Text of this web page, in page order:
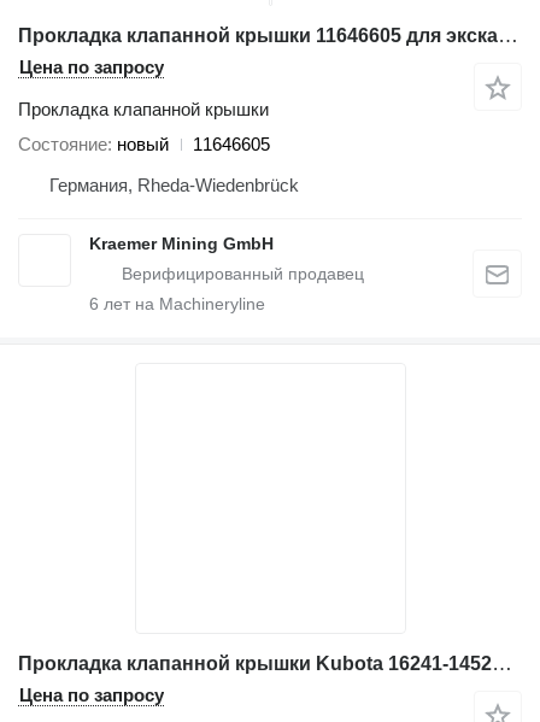
Прокладка клапанной крышки 11646605 для экскаватора Liebherr
Цена по запросу
Прокладка клапанной крышки
Состояние новый
11646605
Германия, Rheda-Wiedenbrück
Kraemer Mining GmbH
6 лет на Machineryline
Прокладка клапанной крышки Kubota 16241-14520-Gasket head cover/Klepdekselpakking для строительной техники
Цена по запросу